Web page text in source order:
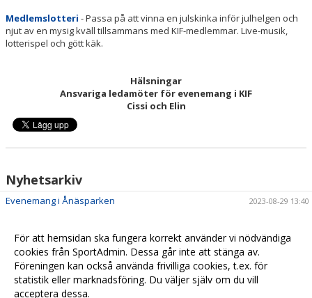
Medlemslotteri - Passa på att vinna en julskinka inför julhelgen och
njut av en mysig kväll tillsammans med KIF-medlemmar. Live-musik,
lotterispel och gött käk.
Hälsningar
Ansvariga ledamöter för evenemang i KIF
Cissi och Elin
Nyhetsarkiv
Evenemang i Ånäsparken 2023-08-29 13:40
För att hemsidan ska fungera korrekt använder vi nödvändiga
cookies från SportAdmin. Dessa går inte att stänga av.
Föreningen kan också använda frivilliga cookies, t.ex. för
statistik eller marknadsföring. Du väljer själv om du vill
acceptera dessa.